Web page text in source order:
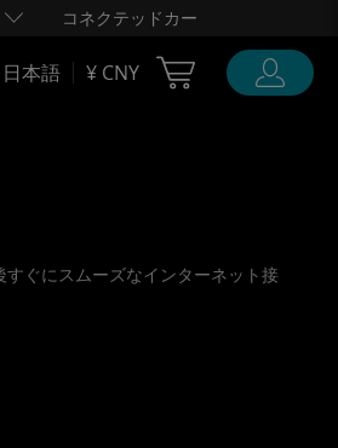
コネクテッドカー
日本語 ¥ CNY Cart Ubigi
ぐにスムーズなインターネット接